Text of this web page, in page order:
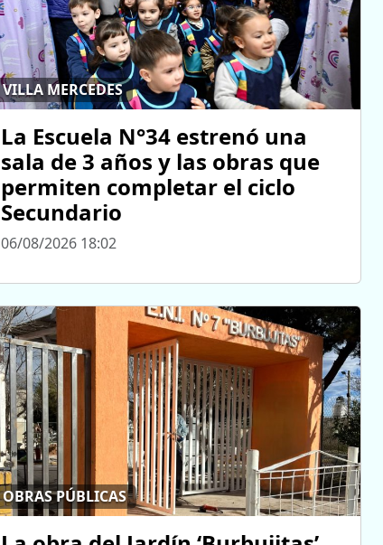
VILLA MERCEDES
La Escuela N°34 estrenó una
sala de 3 años y las obras que
permiten completar el ciclo
Secundario
06/08/2026 18:02
OBRAS PÚBLICAS